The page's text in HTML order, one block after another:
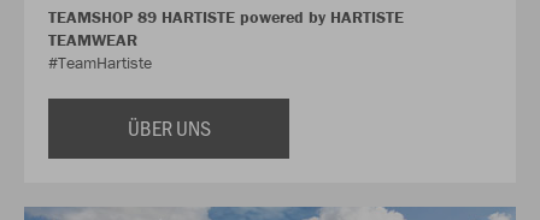
TEAMSHOP 89 HARTISTE powered by HARTISTE
TEAMWEAR
#TeamHartiste
ÜBER UNS